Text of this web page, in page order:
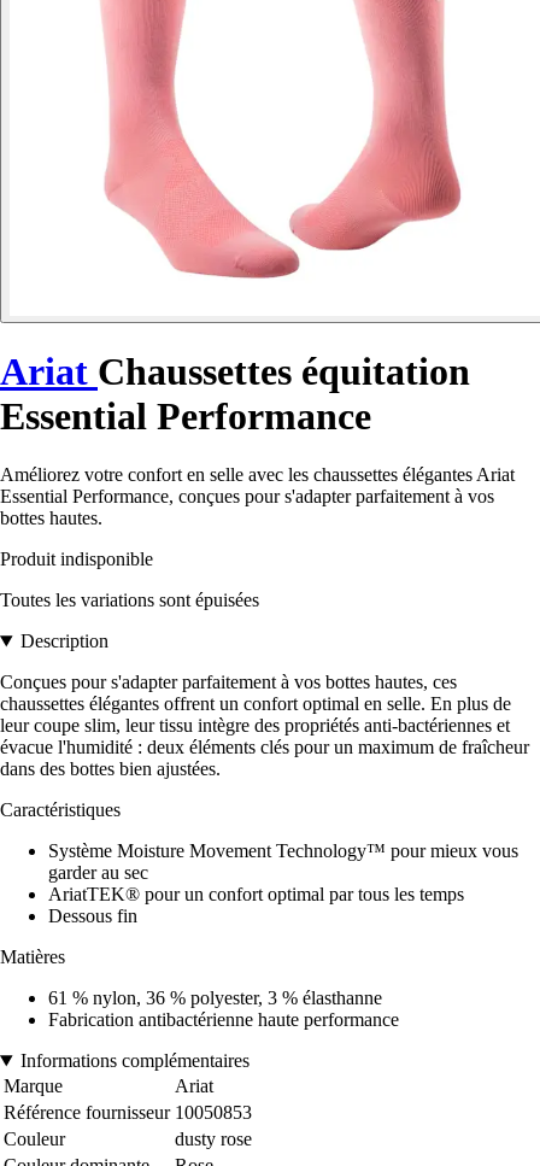
Ariat Chaussettes équitation
Essential Performance
Améliorez votre confort en selle avec les chaussettes élégantes Ariat
Essential Performance, conçues pour s'adapter parfaitement à vos
bottes hautes.
Produit indisponible
Toutes les variations sont épuisées
Description
Conçues pour s'adapter parfaitement à vos bottes hautes, ces
chaussettes élégantes offrent un confort optimal en selle. En plus de
leur coupe slim, leur tissu intègre des propriétés anti-bactériennes et
évacue l'humidité : deux éléments clés pour un maximum de fraîcheur
dans des bottes bien ajustées.
Caractéristiques
Système Moisture Movement Technology™ pour mieux vous
garder au sec
AriatTEK® pour un confort optimal par tous les temps
Dessous fin
Matières
61 % nylon, 36 % polyester, 3 % élasthanne
Fabrication antibactérienne haute performance
Informations complémentaires
Marque
Ariat
Référence fournisseur 10050853
Couleur
dusty rose